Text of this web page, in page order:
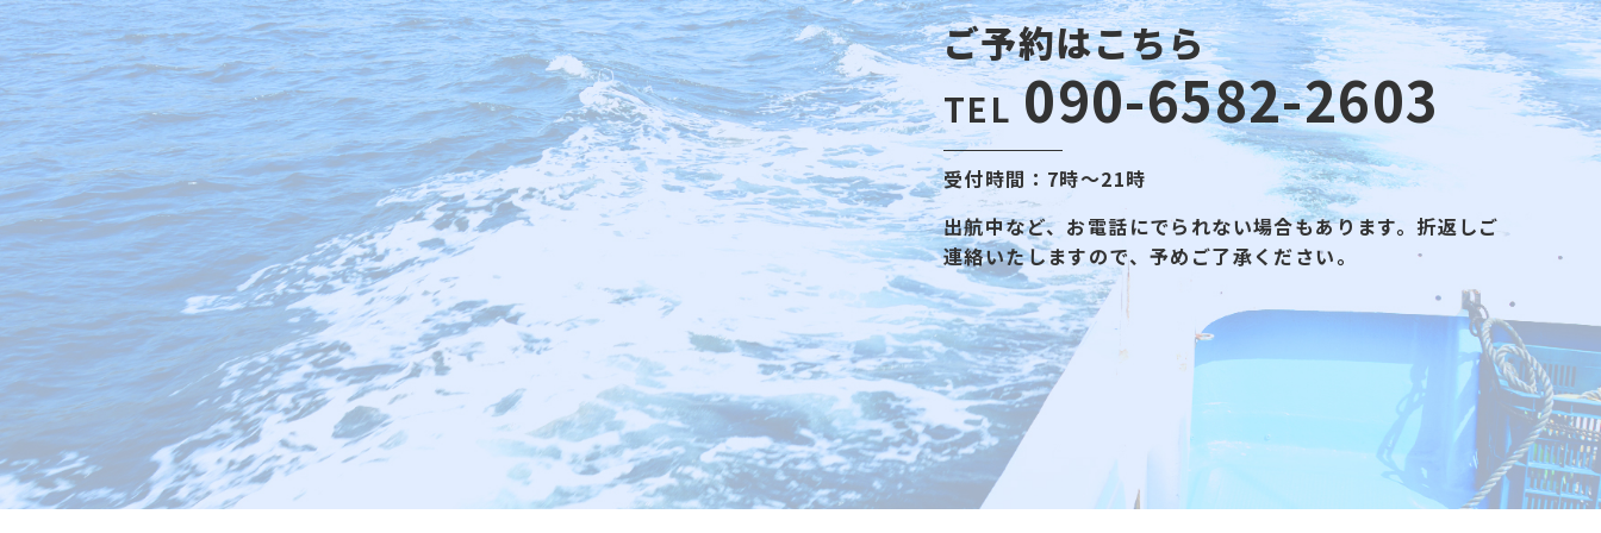
ご予約はこちら
TEL 090-6582-2603
受付時間：7時～21時
出航中など、お電話にでられない場合もあります。折返しご
連絡いたしますので、予めご了承ください。